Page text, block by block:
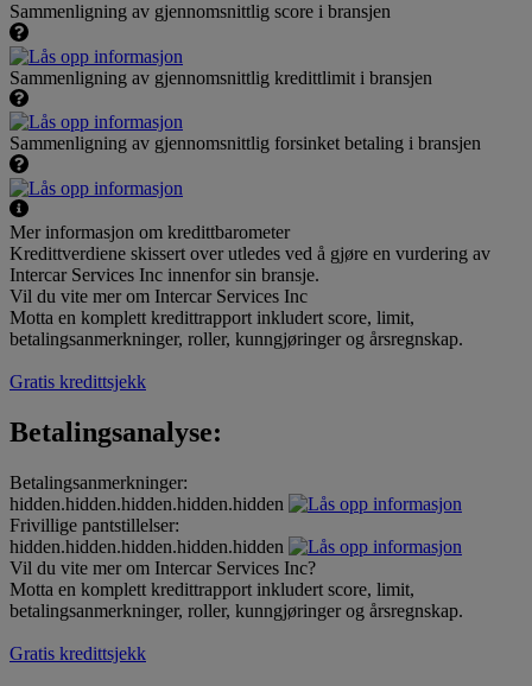
Sammenligning av gjennomsnittlig score i bransjen
Sammenligning av gjennomsnittlig kredittlimit i bransjen
Sammenligning av gjennomsnittlig forsinket betaling i bransjen
Mer informasjon om kredittbarometer
Kredittverdiene skissert over utledes ved å gjøre en vurdering av
Intercar Services Inc innenfor sin bransje.
Vil du vite mer om Intercar Services Inc
Motta en komplett kredittrapport inkludert score, limit,
betalingsanmerkninger, roller, kunngjøringer og årsregnskap.
Gratis kredittsjekk
Betalingsanalyse:
Betalingsanmerkninger:
hidden.hidden.hidden.hidden.hidden
Frivillige pantstillelser:
hidden.hidden.hidden.hidden.hidden
Vil du vite mer om Intercar Services Inc?
Motta en komplett kredittrapport inkludert score, limit,
betalingsanmerkninger, roller, kunngjøringer og årsregnskap.
Gratis kredittsjekk